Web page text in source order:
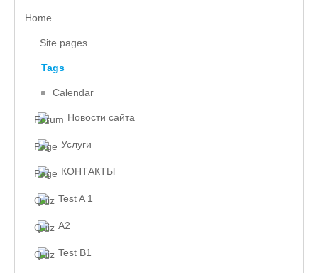
Home
Site pages
Tags
Calendar
Новости сайта
Услуги
КОНТАКТЫ
Test A 1
A2
Test B1